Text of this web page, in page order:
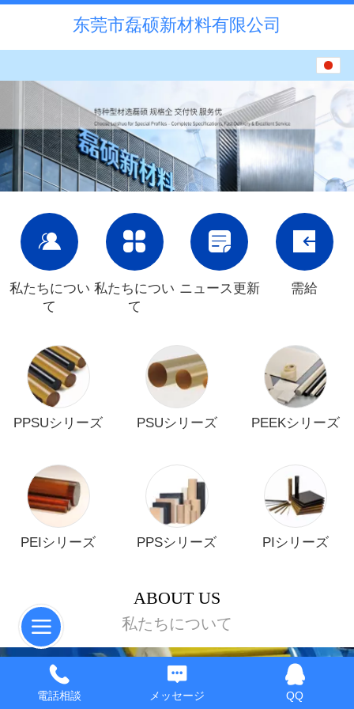
东莞市磊硕新材料有限公司
中文
English
한국어
私たちについ
て
私たちについ
て
ニュース更新 需給
PPSUシリーズ PSUシリーズ PEEKシリーズ
PEIシリーズ PPSシリーズ PIシリーズ
ABOUT US
私たちについて
電話相談 メッセージ QQ